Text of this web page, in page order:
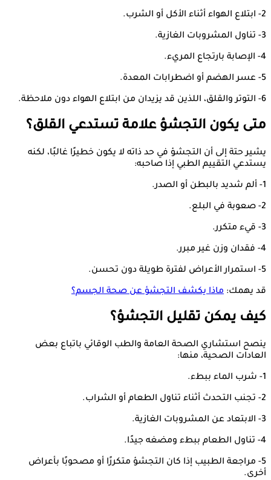
2- ابتلاع الهواء أثناء الأكل أو الشرب.
3- تناول المشروبات الغازية.
4- الإصابة بارتجاع المريء.
5- عسر الهضم أو اضطرابات المعدة.
6- التوتر والقلق، اللذين قد يزيدان من ابتلاع الهواء دون ملاحظة.
متى يكون التجشؤ علامة تستدعي القلق؟
يشير حتة إلى أن التجشؤ في حد ذاته لا يكون خطيرًا غالبًا، لكنه
يستدعي التقييم الطبي إذا صاحبه:
1- ألم شديد بالبطن أو الصدر.
2- صعوبة في البلع.
3- قيء متكرر.
4- فقدان وزن غير مبرر.
5- استمرار الأعراض لفترة طويلة دون تحسن.
قد يهمك: ماذا يكشف التجشؤ عن صحة الجسم؟
كيف يمكن تقليل التجشؤ؟
ينصح استشاري الصحة العامة والطب الوقائي باتباع بعض
العادات الصحية، منها:
1- شرب الماء ببطء.
2- تجنب التحدث أثناء تناول الطعام أو الشراب.
3- الابتعاد عن المشروبات الغازية.
4- تناول الطعام ببطء ومضغه جيدًا.
5- مراجعة الطبيب إذا كان التجشؤ متكررًا أو مصحوبًا بأعراض
أخرى.